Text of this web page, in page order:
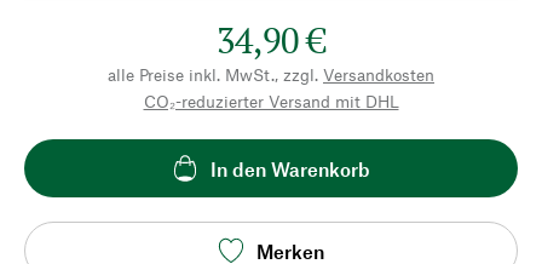
34,90 €
alle Preise inkl. MwSt., zzgl. Versandkosten
CO₂-reduzierter Versand mit DHL
In den Warenkorb
Merken